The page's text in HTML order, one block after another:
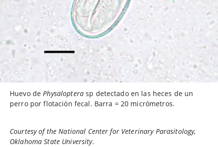
Huevo dePhysalopterasp detectado en las heces de un
perro por flotación fecal. Barra = 20 micrómetros.
Courtesy of the National Center for Veterinary Parasitology,
Oklahoma State University.